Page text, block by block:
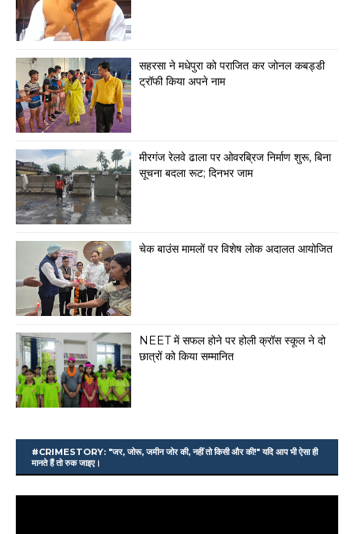
सहरसा ने मधेपुरा को पराजित कर जोनल कबड्डी
ट्रॉफी किया अपने नाम
मीरगंज रेलवे ढाला पर ओवरब्रिज निर्माण शुरू, बिना
सूचना बदला रूट; दिनभर जाम
चेक बाउंस मामलों पर विशेष लोक अदालत आयोजित
NEET में सफल होने पर होली क्रॉस स्कूल ने दो
छात्रों को किया सम्मानित
#CRIMESTORY: "जर, जोरू, जमीन जोर की, नहीं तो किसी और की!" यदि आप भी ऐसा ही
मानते हैं तो रुक जाइए।